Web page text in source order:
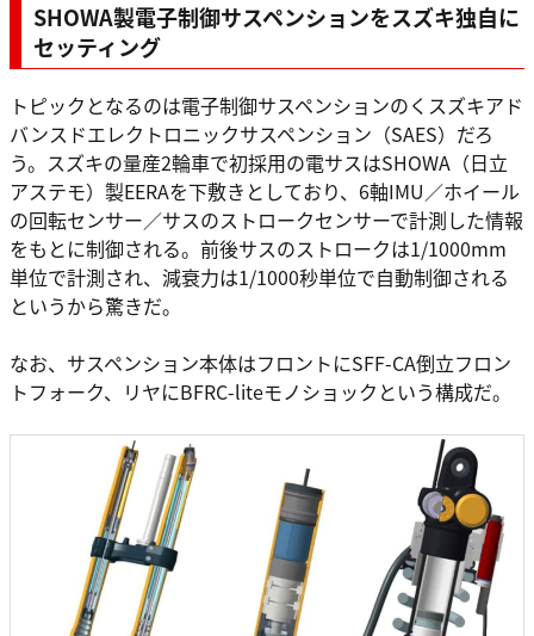
SHOWA製電子制御サスペンションをスズキ独自に
セッティング
トピックとなるのは電子制御サスペンションのくスズキアド
バンスドエレクトロニックサスペンション（SAES）だろ
う。スズキの量産2輪車で初採用の電サスはSHOWA（日立
アステモ）製EERAを下敷きとしており、6軸IMU／ホイール
の回転センサー／サスのストロークセンサーで計測した情報
をもとに制御される。前後サスのストロークは1/1000mm
単位で計測され、減衰力は1/1000秒単位で自動制御される
というから驚きだ。
なお、サスペンション本体はフロントにSFF-CA倒立フロン
トフォーク、リヤにBFRC-liteモノショックという構成だ。